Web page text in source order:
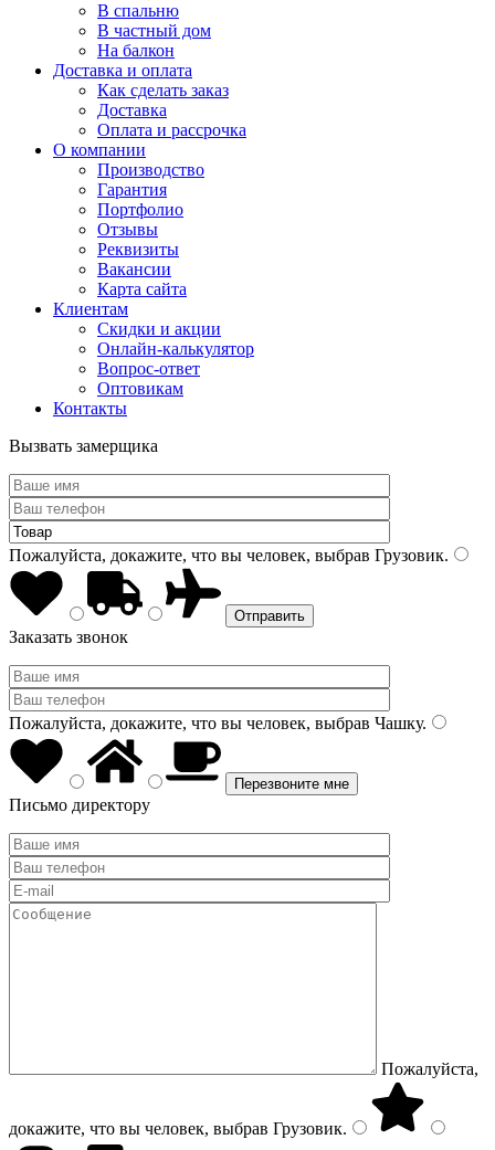
В спальню
В частный дом
На балкон
Доставка и оплата
Как сделать заказ
Доставка
Оплата и рассрочка
О компании
Производство
Гарантия
Портфолио
Отзывы
Реквизиты
Вакансии
Карта сайта
Клиентам
Скидки и акции
Онлайн-калькулятор
Вопрос-ответ
Оптовикам
Контакты
Вызвать замерщика
Пожалуйста, докажите, что вы человек, выбрав Грузовик.
Заказать звонок
Пожалуйста, докажите, что вы человек, выбрав Чашку.
Письмо директору
Пожалуйста,
докажите, что вы человек, выбрав Грузовик.